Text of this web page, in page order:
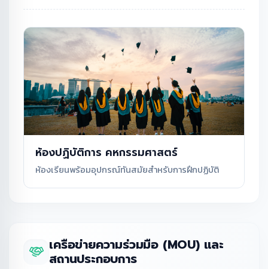
ห้องปฏิบัติการ คหกรรมศาสตร์
ห้องเรียนพร้อมอุปกรณ์ทันสมัยสำหรับการฝึกปฏิบัติ
เครือข่ายความร่วมมือ (MOU) และ
สถานประกอบการ